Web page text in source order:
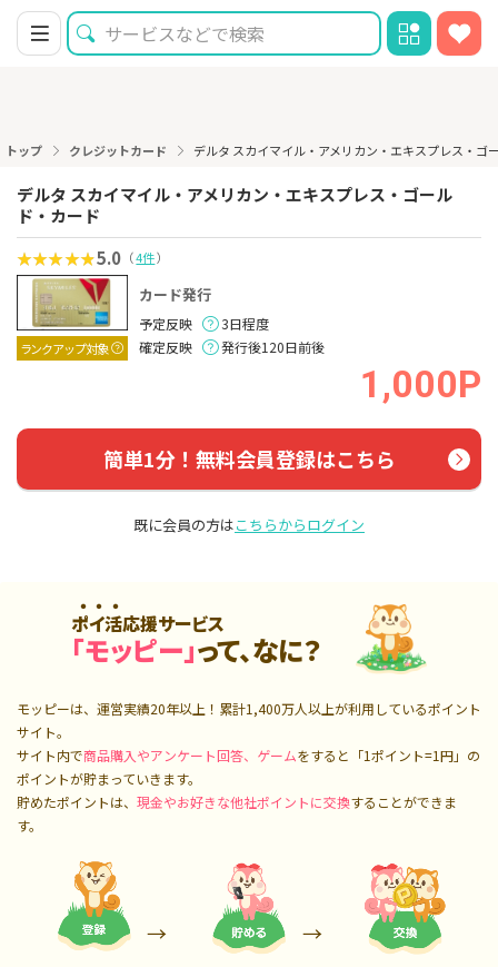
トップ クレジットカード デルタ スカイマイル・アメリカン・エキスプレス・ゴ
デルタ スカイマイル・アメリカン・エキスプレス・ゴール
ド・カード
5.0 （4件）
ランクアップ対象
カード発行
予定反映
3日程度
確定反映
発行後120日前後
1,000P
簡単1分！無料会員登録はこちら
既に会員の方はこちらからログイン
ポイ活応援サービス
「モッピー」って、なに？
モッピーは、運営実績20年以上！累計1,400万人以上が利用しているポイント
サイト。
サイト内で商品購入やアンケート回答、ゲームをすると「1ポイント=1円」の
ポイントが貯まっていきます。
貯めたポイントは、 現金やお好きな他社ポイントに交換することができま
す。